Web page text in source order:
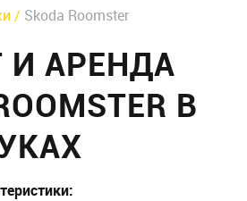
/ Skoda Roomster
И АРЕНДА
В